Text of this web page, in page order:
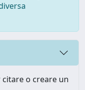
o creare un